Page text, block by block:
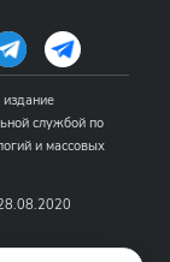
службой по
и массовых